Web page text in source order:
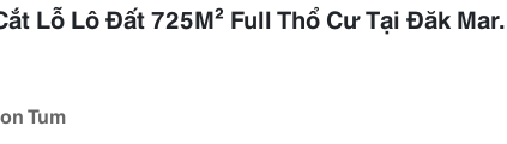
Lỗ Lô Đất 725M² Full Thổ Cư Tại Đăk Mar.
Tum